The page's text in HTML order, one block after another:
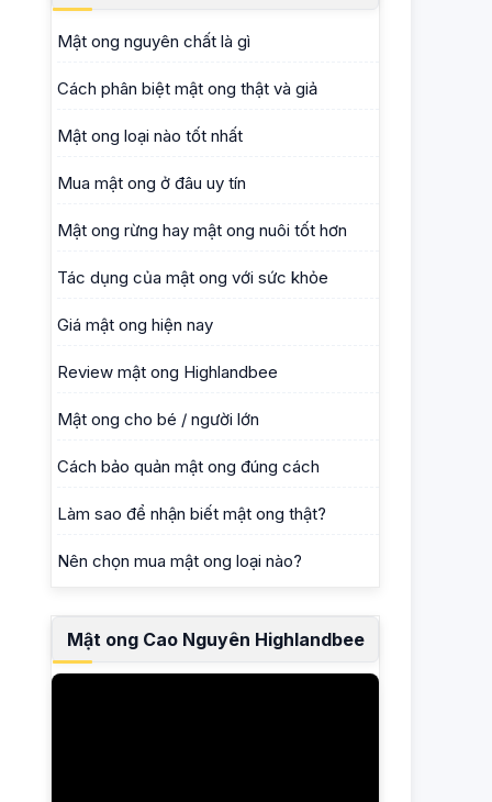
Mật ong nguyên chất là gì
Cách phân biệt mật ong thật và giả
Mật ong loại nào tốt nhất
Mua mật ong ở đâu uy tín
Mật ong rừng hay mật ong nuôi tốt hơn
Tác dụng của mật ong với sức khỏe
Giá mật ong hiện nay
Review mật ong Highlandbee
Mật ong cho bé / người lớn
Cách bảo quản mật ong đúng cách
Làm sao để nhận biết mật ong thật?
Nên chọn mua mật ong loại nào?
Mật ong Cao Nguyên Highlandbee